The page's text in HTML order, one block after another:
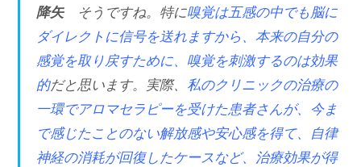
降矢 そうですね。特に嗅覚は五感の中でも脳に
ダイレクトに信号を送れますから、本来の自分の
感覚を取り戻すために、嗅覚を刺激するのは効果
的だと思います。実際、 私のクリニックの治療の
一環でアロマセラピーを受けた患者さんが、今ま
で感じたことのない解放感や安心感を得て、自律
神経の消耗が回復したケースなど、治療効果が得